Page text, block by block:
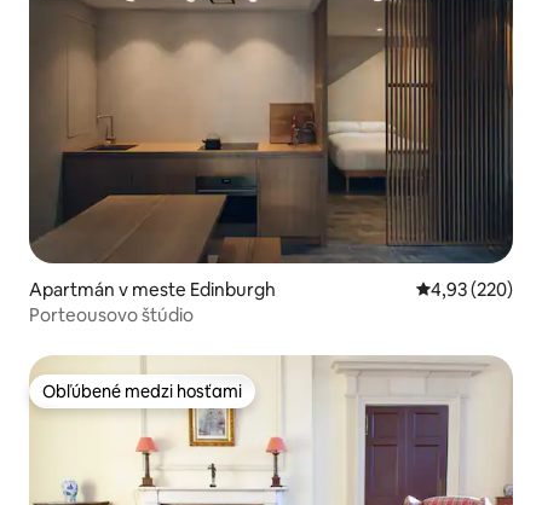
Apartmán v meste Edinburgh Priemerné
4,93 (220)
Porteousovo štúdio
Obľúbené medzi hosťami
Obľúbené medzi hosťami